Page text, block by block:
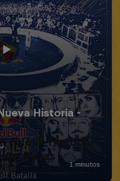
Nueva Historia:
de Rimas
Batalla